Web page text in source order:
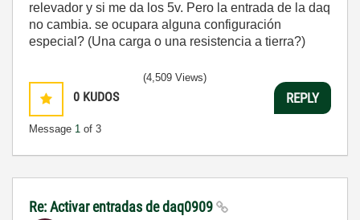
relevador y si me da los 5v. Pero la entrada de la daq
no cambia. se ocupara alguna configuración
especial? (Una carga o una resistencia a tierra?)
0 KUDOS
Message 1 of 3
(4,509 Views)
REPLY
Re: Activar entradas de daq0909